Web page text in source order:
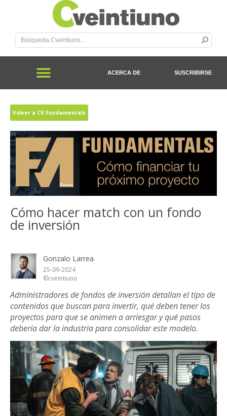
ACERCA DE SUSCRIBIRSE
Volver a CV Fundamentals
Cómo hacer match con un fondo
de inversión
Gonzalo Larrea
25-09-2024
©cveintiuno
Administradores de fondos de inversión detallan el tipo de
contenidos que buscan para invertir, qué deben tener los
proyectos para que se animen a arriesgar y qué pasos
debería dar la industria para consolidar este modelo.